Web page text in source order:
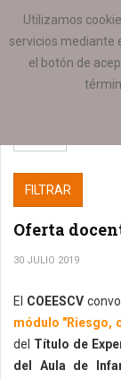
Utilizamos
servicios mediante
el botón de
ESTÁ AQUÍ:
FILTRAR
Oferta
30 JULIO 2019
El COEESCV
módulo "Riesgo,
del Título de
del Aula de